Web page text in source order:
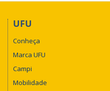
UFU
Conheça
Marca UFU
Campi
Mobilidade